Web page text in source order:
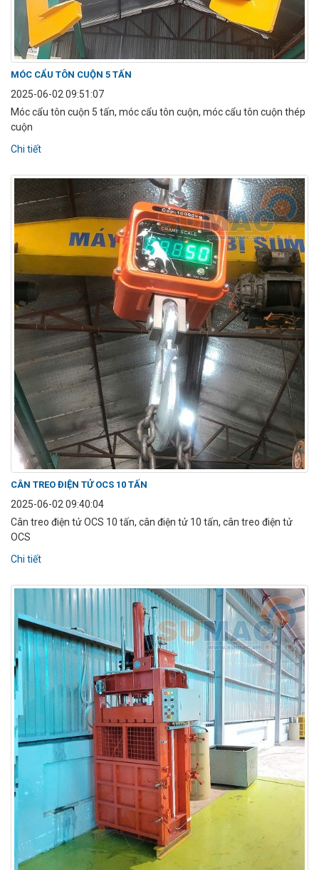
MÓC CẨU TÔN CUỘN 5 TẤN
2025-06-02 09:51:07
Móc cẩu tôn cuộn 5 tấn, móc cẩu tôn cuộn, móc cẩu tôn cuộn thép
cuộn
Chi tiết
CÂN TREO ĐIỆN TỬ OCS 10 TẤN
2025-06-02 09:40:04
Cân treo điện tử OCS 10 tấn, cân điện tử 10 tấn, cân treo điện tử
OCS
Chi tiết